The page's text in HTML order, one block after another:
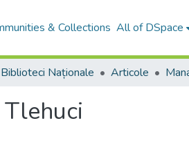
& Collections All of DSpace
Naționale Articole
Tlehuci